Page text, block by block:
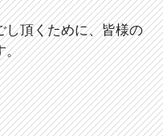
し頂くために、皆様の
。